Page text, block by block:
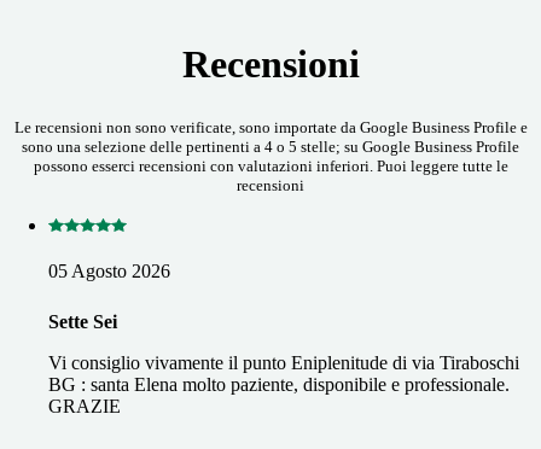
Recensioni
Le recensioni non sono verificate, sono importate da Google Business Profile e
sono una selezione delle pertinenti a 4 o 5 stelle; su Google Business Profile
possono esserci recensioni con valutazioni inferiori. Puoi leggere tutte le
recensioni
05 Agosto 2026
Sette Sei
Vi consiglio vivamente il punto Eniplenitude di via Tiraboschi
BG : santa Elena molto paziente, disponibile e professionale.
GRAZIE